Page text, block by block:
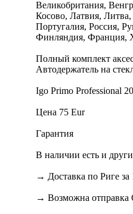
Великобритания,
Косово, Латвия,
Португалия, Россия,
Финляндия, Франция,
Полный комплект
Автодержатель на
Igo Primo Professional
Цена 75 Eur
Гарантия
В наличии есть и
→ Доставка по Риге за
→ Возможна отправка